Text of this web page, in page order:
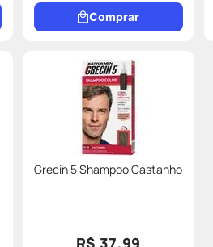
Comprar
Grecin 5 Shampoo Castanho
R$ 37,99